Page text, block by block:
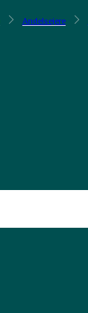
Andelsejere